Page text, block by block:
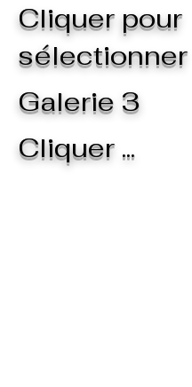
Cliquer pour
sélectionner
Galerie 3
Cliquer ...